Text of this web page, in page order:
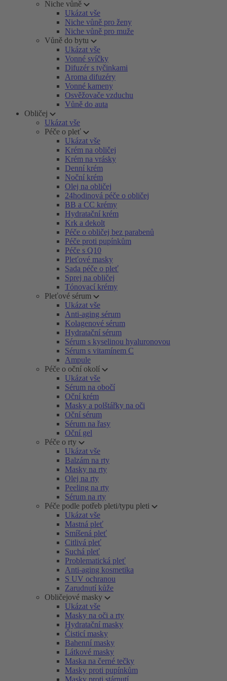
Niche vůně
Ukázat vše
Niche vůně pro ženy
Niche vůně pro muže
Vůně do bytu
Ukázat vše
Vonné svíčky
Difuzér s tyčinkami
Aroma difuzéry
Vonné kameny
Osvěžovače vzduchu
Vůně do auta
Obličej
Ukázat vše
Péče o pleť
Ukázat vše
Krém na obličej
Krém na vrásky
Denní krém
Noční krém
Olej na obličej
24hodinová péče o obličej
BB a CC krémy
Hydratační krém
Krk a dekolt
Péče o obličej bez parabenů
Péče proti pupínkům
Péče s Q10
Pleťové masky
Sada péče o pleť
Sprej na obličej
Tónovací krémy
Pleťové sérum
Ukázat vše
Anti-aging sérum
Kolagenové sérum
Hydratační sérum
Sérum s kyselinou hyaluronovou
Sérum s vitamínem C
Ampule
Péče o oční okolí
Ukázat vše
Sérum na obočí
Oční krém
Masky a polštářky na oči
Oční sérum
Sérum na řasy
Oční gel
Péče o rty
Ukázat vše
Balzám na rty
Masky na rty
Olej na rty
Peeling na rty
Sérum na rty
Péče podle potřeb pleti/typu pleti
Ukázat vše
Mastná pleť
Smíšená pleť
Citlivá pleť
Suchá pleť
Problematická pleť
Anti-aging kosmetika
S UV ochranou
Zarudnutí kůže
Obličejové masky
Ukázat vše
Masky na oči a rty
Hydratační masky
Čisticí masky
Bahenní masky
Látkové masky
Maska na černé tečky
Masky proti pupínkům
Masky proti stárnutí